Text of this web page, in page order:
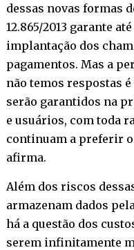
dessas novas formas
12.865/2013 garante
implantação dos
pagamentos. Mas a
não temos respostas
serão garantidos na
e usuários, com toda
continuam a preferir o
afirma.
Além dos riscos
armazenam dados
há a questão dos
serem infinitamente